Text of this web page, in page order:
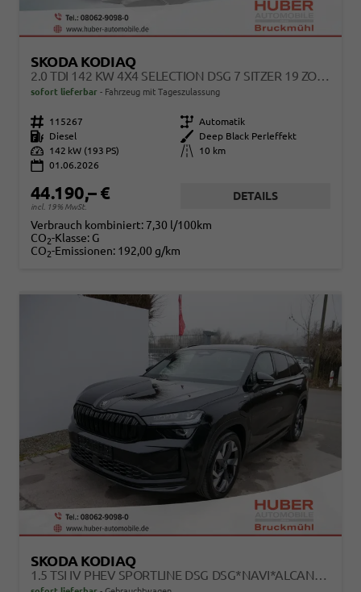
SKODA KODIAQ
2.0 TDI 142 KW 4X4 SELECTION DSG 7 SITZER 19 ZOLL AHK
sofort lieferbar Fahrzeug mit Tageszulassung
Fahrzeugnr. 115267 Getriebe Automatik
Kraftstoff
Diesel Außenfarbe
Deep Black Perleffekt
Leistung
142 kW (193 PS) Kilometerstand
10 km
01.06.2026
44.190,– €
incl. 19% MwSt.
DETAILS
Verbrauch kombiniert: 7,30 l/100km
CO2-Klasse: G
CO2-Emissionen: 192,00 g/km
SKODA KODIAQ
1.5 TSI IV PHEV SPORTLINE DSG DSG*NAVI*ALCANTARA*TEMPOMAT*RFK*SMARTLINK*KESSY*